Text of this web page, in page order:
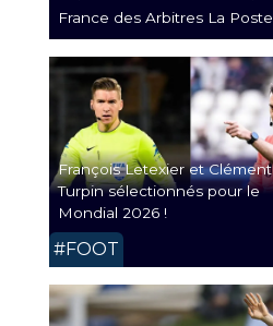
France des Arbitres La Poste
François Letexier et Clément
Turpin sélectionnés pour le
Mondial 2026 !
#FOOT